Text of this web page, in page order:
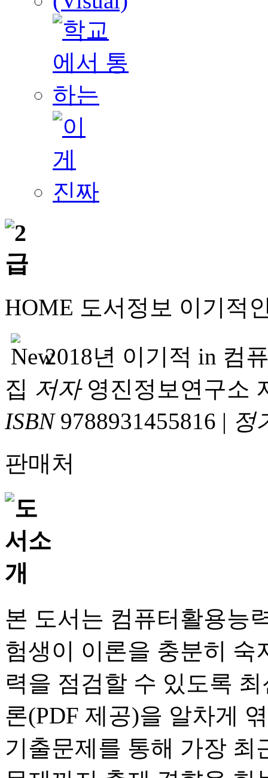
HOME 도서정보 이기적
2018년 이기적 in 컴
집 저자영진정보연구소
ISBN9788931455816 | 정
판매처
본 도서는 컴퓨터활용능
험생이 이론을 충분히 숙
력을 점검할 수 있도록
론(PDF 제공)을 알차게
기출문제를 통해 가장